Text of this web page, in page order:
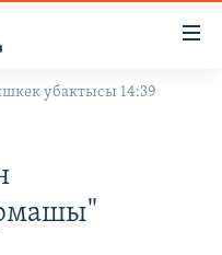
убактысы 14:39